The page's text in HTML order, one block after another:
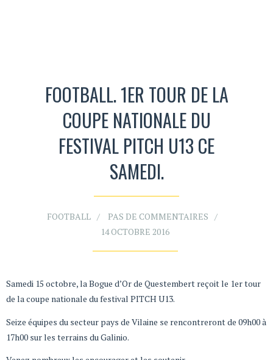
FOOTBALL. 1ER TOUR DE LA
COUPE NATIONALE DU
FESTIVAL PITCH U13 CE
SAMEDI.
FOOTBALL
PAS DE COMMENTAIRES
14 OCTOBRE 2016
Samedi 15 octobre, la Bogue d’Or de Questembert reçoit le 1er tour
de la coupe nationale du festival PITCH U13.
Seize équipes du secteur pays de Vilaine se rencontreront de 09h00 à
17h00 sur les terrains du Galinio.